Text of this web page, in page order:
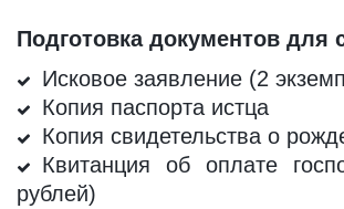
Подготовка документов для
Исковое заявление (2
Копия паспорта истца
Копия свидетельства о
Квитанция об оплате
рублей)